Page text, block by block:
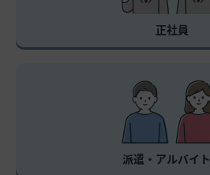
正社員
派遣・アルバイト